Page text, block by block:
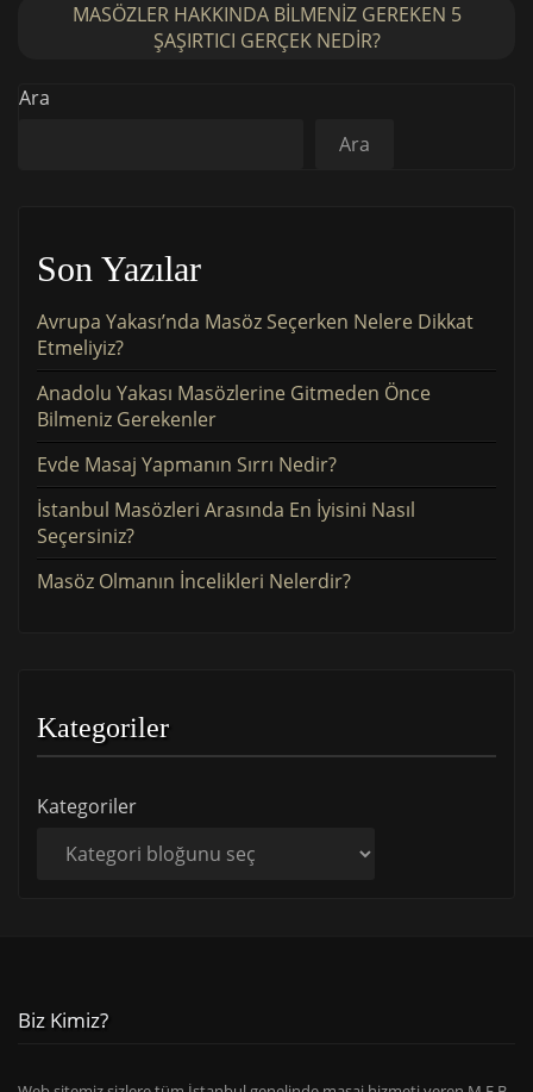
MASÖZLER HAKKINDA BILMENIZ GEREKEN 5
ŞAŞIRTICI GERÇEK NEDIR?
Ara
Ara
Son Yazılar
Avrupa Yakası’nda Masöz Seçerken Nelere Dikkat
Etmeliyiz?
Anadolu Yakası Masözlerine Gitmeden Önce
Bilmeniz Gerekenler
Evde Masaj Yapmanın Sırrı Nedir?
İstanbul Masözleri Arasında En İyisini Nasıl
Seçersiniz?
Masöz Olmanın İncelikleri Nelerdir?
Kategoriler
Kategoriler
Biz Kimiz?